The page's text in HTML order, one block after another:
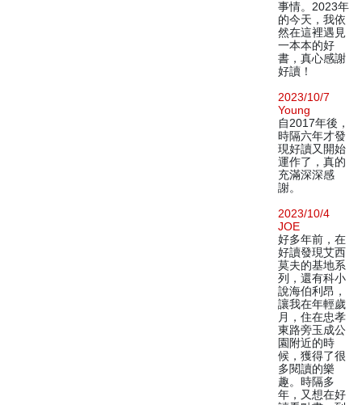
事情。2023年
的今天，我依
然在這裡遇見
一本本的好
書，真心感謝
好讀！
2023/10/7
Young
自2017年後，
時隔六年才發
現好讀又開始
運作了，真的
充滿深深感
謝。
2023/10/4
JOE
好多年前，在
好讀發現艾西
莫夫的基地系
列，還有科小
說海伯利昂，
讓我在年輕歲
月，住在忠孝
東路旁玉成公
園附近的時
候，獲得了很
多閱讀的樂
趣。時隔多
年，又想在好